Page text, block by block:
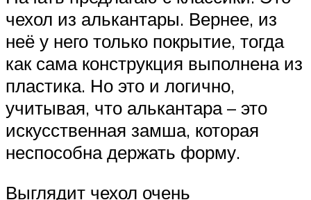
чехол из алькантары. Вернее, из
неё у него только покрытие, тогда
как сама конструкция выполнена из
пластика. Но это и логично,
учитывая, что алькантара – это
искусственная замша, которая
неспособна держать форму.
Выглядит чехол очень